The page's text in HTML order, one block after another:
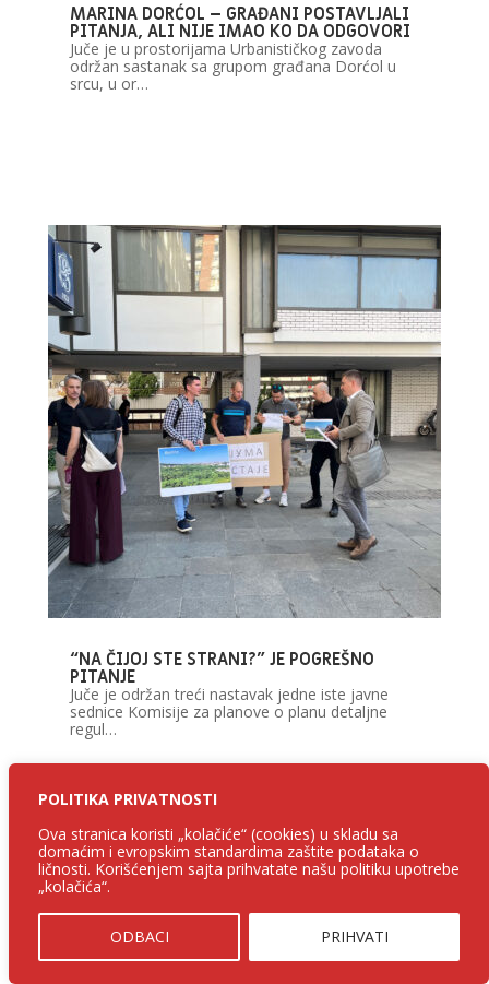
POLITIKA PRIVATNOSTI
Ova stranica koristi „kolačiće“ (cookies) u skladu sa
domaćim i evropskim standardima zaštite podataka o
ličnosti. Korišćenjem sajta prihvatate našu politiku upotrebe
„kolačića“.
ODBACI PRIHVATI
MARINA DORĆOL – GRAĐANI POSTAVLJALI
PITANJA, ALI NIJE IMAO KO DA ODGOVORI
Juče je u prostorijama Urbanističkog zavoda
održan sastanak sa grupom građana Dorćol u
srcu, u or…
“NA ČIJOJ STE STRANI?” JE POGREŠNO
PITANJE
Juče je održan treći nastavak jedne iste javne
sednice Komisije za planove o planu detaljne
regul…